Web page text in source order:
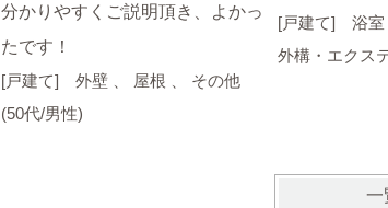
分かりやすくご説明頂き、よかっ
たです！
[戸建て] 外壁 、 屋根 、 その他
(50代/男性)
[戸建て] 浴室
外構・エクス
一